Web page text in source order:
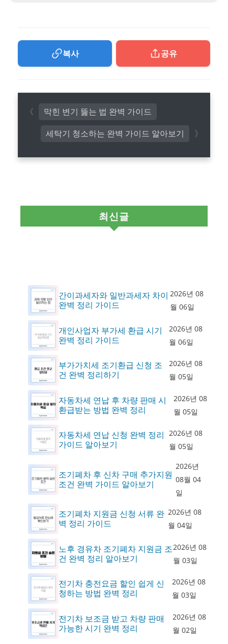
복사 공유
세탁기 청소하는 완벽 가이드 알아보기
막힌 변기 뚫는 법 완벽 가이드
최신글
간이과세자와 일반과세자 차이
완벽 정리 가이드
2026년 08
월 06일
개인사업자 부가세 환급 시기
완벽 정리 가이드
2026년 08
월 06일
부가가치세 조기환급 신청 조
건 완벽 정리하기
2026년 08
월 05일
자동차세 연납 후 차량 판매 시
환급받는 방법 완벽 정리
2026년 08
월 05일
자동차세 연납 신청 완벽 정리
가이드 알아보기
2026년 08
월 05일
조기폐차 후 신차 구매 추가지원
조건 완벽 가이드 알아보기
2026년
08월 04
일
조기폐차 지원금 신청 서류 완
벽 정리 가이드
2026년 08
월 04일
노후 경유차 조기폐차 지원금 조
건 완벽 정리 알아보기
2026년 08
월 03일
전기차 충전요금 할인 쉽게 신
청하는 방법 완벽 정리
2026년 08
월 03일
전기차 보조금 받고 차량 판매
가능한 시기 완벽 정리
2026년 08
월 02일